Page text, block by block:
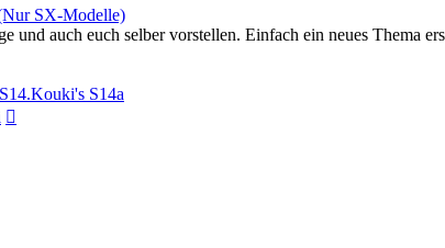
SX-Modelle)
und auch euch selber vorstellen. Einfach ein neues Thema
S14a